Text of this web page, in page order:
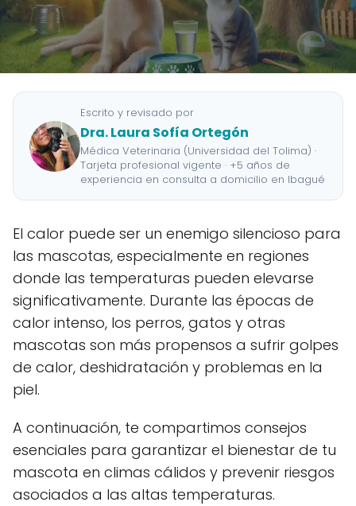
Escrito y revisado por
Dra. Laura Sofía Ortegón
Médica Veterinaria (Universidad del Tolima) ·
Tarjeta profesional vigente · +5 años de
experiencia en consulta a domicilio en Ibagué
El calor puede ser un enemigo silencioso para
las mascotas, especialmente en regiones
donde las temperaturas pueden elevarse
significativamente. Durante las épocas de
calor intenso, los perros, gatos y otras
mascotas son más propensos a sufrir golpes
de calor, deshidratación y problemas en la
piel.
A continuación, te compartimos consejos
esenciales para garantizar el bienestar de tu
mascota en climas cálidos y prevenir riesgos
asociados a las altas temperaturas.